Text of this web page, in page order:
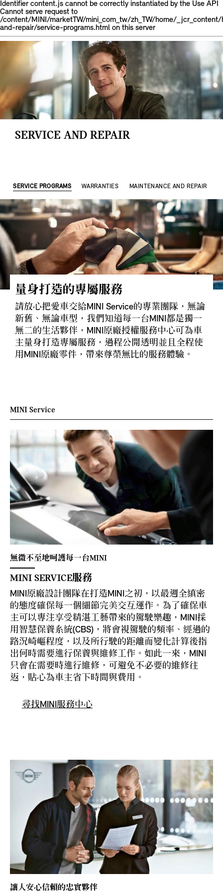
Identifier content.js cannot be correctly instantiated by the Use API
Cannot serve request to
/content/MINI/marketTW/mini_com_tw/zh_TW/home/
and-repair/service-programs.html on this server
SERVICE AND REPAIR
SERVICE PROGRAMS WARRANTIES MAINTENANCE AND REPAIR
量身打造的專屬服務
請放心把愛車交給MINI Service的專業團隊，無論
新舊、無論車型，我們知道每一台MINI都是獨一
無二的生活夥伴，MINI原廠授權服務中心可為車
主量身打造專屬服務，過程公開透明並且全程使
用MINI原廠零件，帶來尊榮無比的服務體驗。
MINI Service
無微不至地呵護每一台MINI
MINI SERVICE服務
MINI原廠設計團隊在打造MINI之初，以最週全縝密
的態度確保每一個細節完美交互運作。為了確保車
主可以專注享受精湛工藝帶來的駕駛樂趣，MINI採
用智慧保養系統(CBS)，將會視駕駛的頻率、經過的
路況崎嶇程度，以及所行駛的距離而變化計算後指
出何時需要進行保養與維修工作。如此一來，MINI
只會在需要時進行維修，可避免不必要的維修往
返，貼心為車主省下時間與費用。
尋找MINI服務中心
讓人安心信賴的忠實夥伴